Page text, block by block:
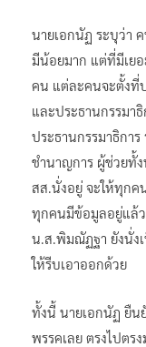
นายเอกนัฏ ระบุว่า
มีน้อยมาก แต่ที่มีเย
คน แต่ละคนจะตั้งที่
และประธานกรรมา
ประธานกรรมาธิกา
ชำนาญการ ผู้ช่วยทั้
สส.นั่งอยู่ จะให้ทุกค
ทุกคนมีข้อมูลอยู่แล้
น.ส.พิมณัฏฐา ยังนั่ง
ให้รีบเอาออกด้วย
ทั้งนี้ นายเอกนัฏ ยืน
พรรคเลย ตรงไปต